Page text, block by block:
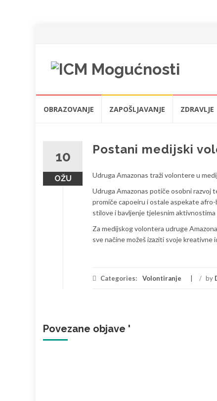
OBRAZOVANJE ZAPOŠLJAVANJE ZDRAVLJE
10
OŽU
Postani medijski
Udruga Amazonas traži volontere u
Udruga Amazonas potiče osobni razvoj
promiče capoeiru i ostale aspekate
stilove i bavljenje tjelesnim
Za medijskog volontera udruge
sve načine možeš izaziti svoje kreativne
Categories: Volontiranje / by
Povezane objave '